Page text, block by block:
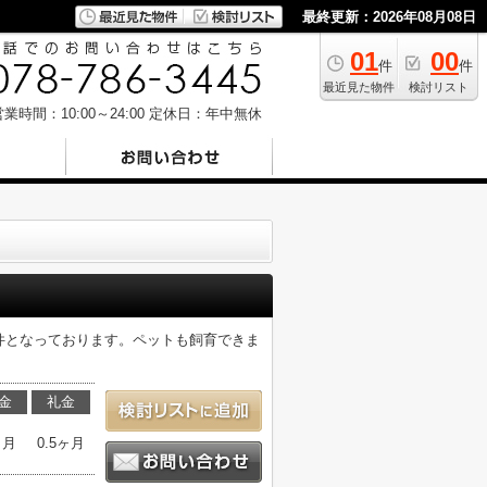
最終更新：2026年08月08日
01件
最近見た物件
00件
検討リスト
業時間：10:00～24:00 定休日：年中無休
なっております。ペットも飼育できま
礼金
0.5ヶ月